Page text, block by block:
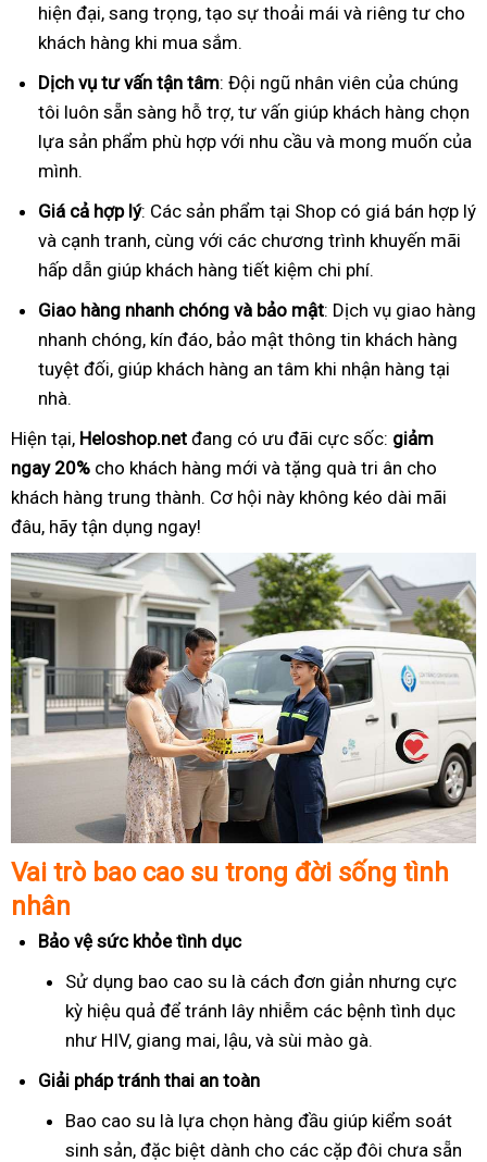
hiện đại, sang trọng, tạo sự thoải mái và riêng tư cho
khách hàng khi mua sắm.
Dịch vụ tư vấn tận tâm: Đội ngũ nhân viên của chúng
tôi luôn sẵn sàng hỗ trợ, tư vấn giúp khách hàng chọn
lựa sản phẩm phù hợp với nhu cầu và mong muốn của
mình.
Giá cả hợp lý: Các sản phẩm tại Shop có giá bán hợp lý
và cạnh tranh, cùng với các chương trình khuyến mãi
hấp dẫn giúp khách hàng tiết kiệm chi phí.
Giao hàng nhanh chóng và bảo mật: Dịch vụ giao hàng
nhanh chóng, kín đáo, bảo mật thông tin khách hàng
tuyệt đối, giúp khách hàng an tâm khi nhận hàng tại
nhà.
Hiện tại, Heloshop.net đang có ưu đãi cực sốc: giảm
ngay 20% cho khách hàng mới và tặng quà tri ân cho
khách hàng trung thành. Cơ hội này không kéo dài mãi
đâu, hãy tận dụng ngay!
Vai trò bao cao su trong đời sống tình
nhân
Bảo vệ sức khỏe tình dục
Sử dụng bao cao su là cách đơn giản nhưng cực
kỳ hiệu quả để tránh lây nhiễm các bệnh tình dục
như HIV, giang mai, lậu, và sùi mào gà.
Giải pháp tránh thai an toàn
Bao cao su là lựa chọn hàng đầu giúp kiểm soát
sinh sản, đặc biệt dành cho các cặp đôi chưa sẵn